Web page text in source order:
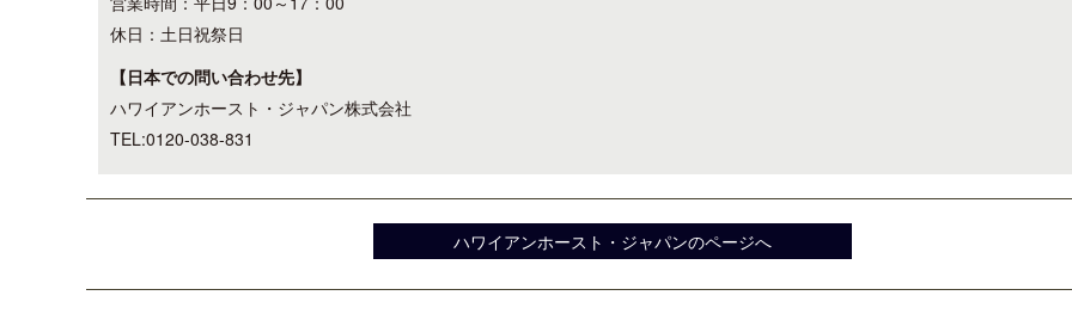
休日：土日祝祭日
【日本での問い合わせ先】
ハワイアンホースト・ジャパン株式会社
TEL:0120-038-831
ハワイアンホースト・ジャパンのページへ